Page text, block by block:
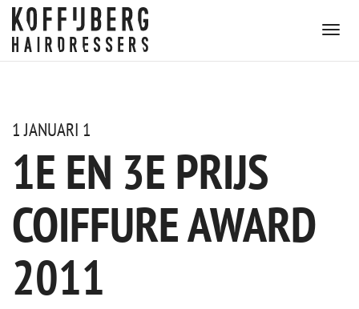
1 JANUARI 1
1E EN 3E PRIJS
COIFFURE AWARD
2011